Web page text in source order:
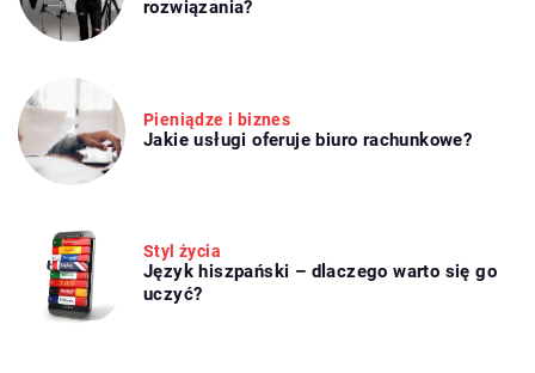
rozwiązania?
Pieniądze i biznes
Jakie usługi oferuje biuro rachunkowe?
Styl życia
Język hiszpański – dlaczego warto się go
uczyć?